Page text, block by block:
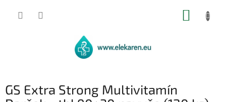
GS Extra Strong Multivitamín